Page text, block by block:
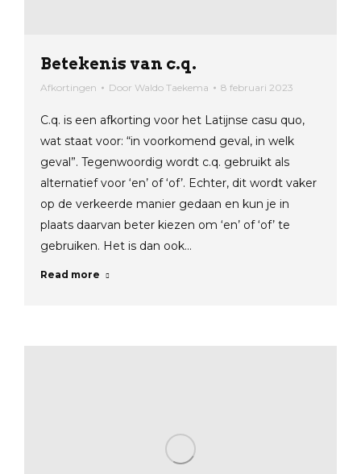
Betekenis van c.q.
Afkortingen Door Waldo Taekema 8 februari 2023
C.q. is een afkorting voor het Latijnse casu quo,
wat staat voor: “in voorkomend geval, in welk
geval”. Tegenwoordig wordt c.q. gebruikt als
alternatief voor ‘en’ of ‘of’. Echter, dit wordt vaker
op de verkeerde manier gedaan en kun je in
plaats daarvan beter kiezen om ‘en’ of ‘of’ te
gebruiken. Het is dan ook…
Read more